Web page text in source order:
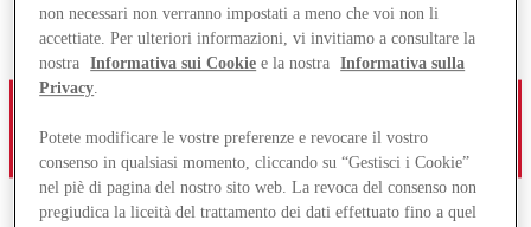
non necessari non verranno impostati a meno che voi non li
accettiate. Per ulteriori informazioni, vi invitiamo a consultare la
nostra
Informativa sui Cookie e la nostra
Informativa sulla
Privacy.
Potete modificare le vostre preferenze e revocare il vostro
consenso in qualsiasi momento, cliccando su “Gestisci i Cookie”
nel piè di pagina del nostro sito web. La revoca del consenso non
pregiudica la liceità del trattamento dei dati effettuato fino a quel